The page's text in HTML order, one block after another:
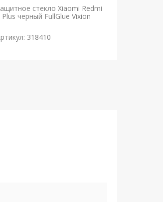
стекло Xiaomi Redmi
Plus черный FullGlue Vixion
318410